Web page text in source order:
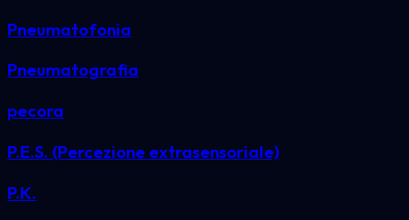
Pneumatofonia
Pneumatografia
pecora
P.E.S. (Percezione extrasensoriale)
P.K.